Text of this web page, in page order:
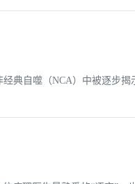
典自噬（NCA）中被逐步